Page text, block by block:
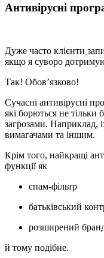
Антивірусні
Дуже часто клієнти
якщо я суворо
Так! Обов’язково!
Сучасні антивірусні
які борються не тільки
загрозами. Наприклад,
вимагачами та іншим.
Крім того, найкращі
функції як
спам-фільтр
батьківський
розширений
й тому подібне.